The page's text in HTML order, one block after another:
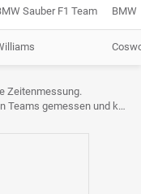
Sauber F1 Team BMW
Zeitenmessung.
können voneinander abweichen.